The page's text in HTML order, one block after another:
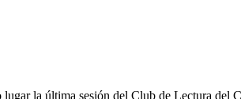
la última sesión del Club de Lectura del